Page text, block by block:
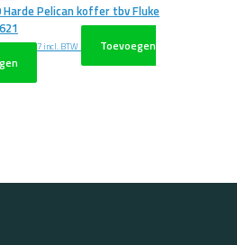
Harde Pelican koffer tbv Fluke
€347,27 incl. BTW
Toevoegen